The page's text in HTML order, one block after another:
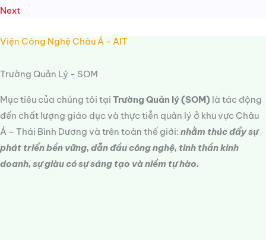
Next
Viện Công Nghệ Châu Á - AIT
Trường Quản Lý - SOM
Mục tiêu của chúng tôi tại Trường Quản lý (SOM) là tác động
đến chất lượng giáo dục và thực tiễn quản lý ở khu vực Châu
Á – Thái Bình Dương và trên toàn thế giới: nhằm thúc đẩy sự
phát triển bền vững, dẫn đầu công nghệ, tinh thần kinh
doanh, sự giàu có sự sáng tạo và niềm tự hào.